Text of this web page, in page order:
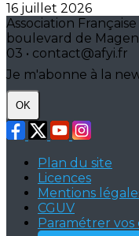
16 juillet 2026
Association
boulevard de
03 • contact@afyi.fr
Je m'abonne à la
OK
Plan du site
Licences
Mentions
CGUV
Paramétrer vos